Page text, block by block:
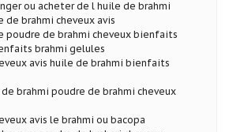
ou acheter de l huile de brahmi
brahmi cheveux avis
poudre de brahmi cheveux bienfaits
brahmi gelules
avis huile de brahmi bienfaits
brahmi poudre de brahmi cheveux
avis le brahmi ou bacopa